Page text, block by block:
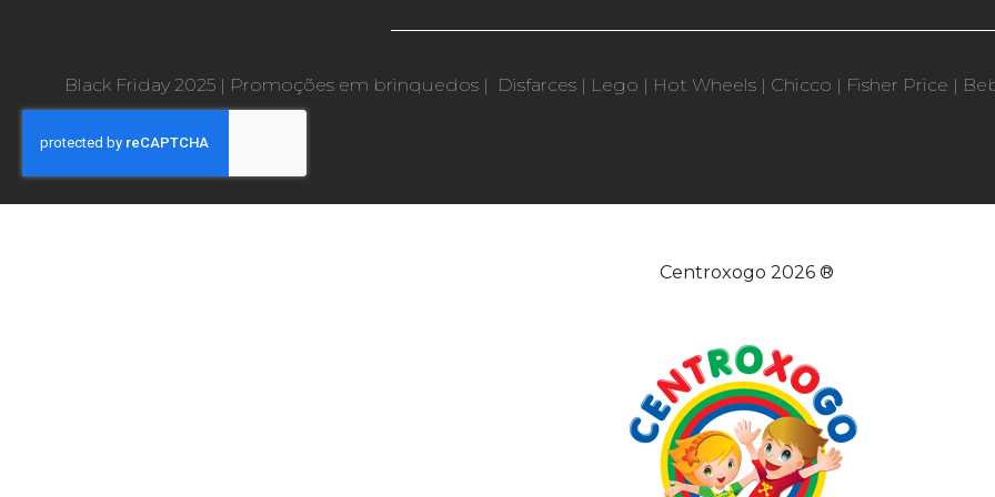
Black Friday 2025 | Promoções em brinquedos | Disfarces | Lego | Hot Wheels | Chicco | Fisher Price |
Centroxogo 2026 ®